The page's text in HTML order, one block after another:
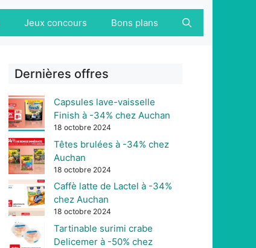
Jeux concours Bons plans
Dernières offres
Capsules lave-vaisselle
Finish à -34% chez Auchan
18 octobre 2024
Têtes brulées à -34% chez
Auchan
18 octobre 2024
Caffè latte de Lactel à -34%
chez Auchan
18 octobre 2024
Tartinable surimi crabe
Delicemer à -50% chez